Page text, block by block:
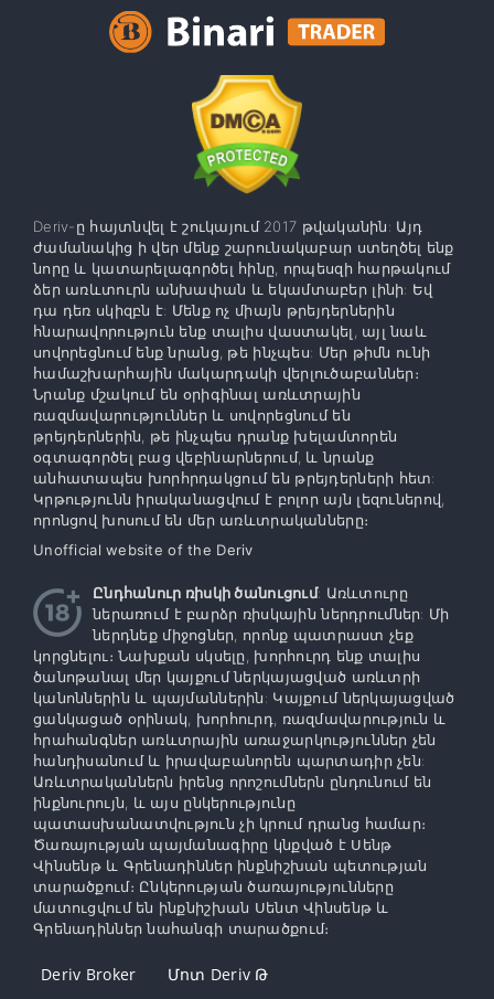
Deriv-ը հայտնվել է շուկայում 2017 թվականին: Այդ
ժամանակից ի վեր մենք շարունակաբար ստեղծել ենք
նորը և կատարելագործել հինը, որպեսզի հարթակում
ձեր առևտուրն անխափան և եկամտաբեր լինի: Եվ
դա դեռ սկիզբն է: Մենք ոչ միայն թրեյդերներին
հնարավորություն ենք տալիս վաստակել, այլ նաև
սովորեցնում ենք նրանց, թե ինչպես: Մեր թիմն ունի
համաշխարհային մակարդակի վերլուծաբաններ։
Նրանք մշակում են օրիգինալ առևտրային
ռազմավարություններ և սովորեցնում են
թրեյդերներին, թե ինչպես դրանք խելամտորեն
օգտագործել բաց վեբինարներում, և նրանք
անհատապես խորհրդակցում են թրեյդերների հետ:
Կրթությունն իրականացվում է բոլոր այն լեզուներով,
որոնցով խոսում են մեր առևտրականները։
Unofficial website of the Deriv
Ընդհանուր ռիսկի ծանուցում: Առևտուրը
ներառում է բարձր ռիսկային ներդրումներ: Մի
ներդնեք միջոցներ, որոնք պատրաստ չեք
կորցնելու։ Նախքան սկսելը, խորհուրդ ենք տալիս
ծանոթանալ մեր կայքում ներկայացված առևտրի
կանոններին և պայմաններին: Կայքում ներկայացված
ցանկացած օրինակ, խորհուրդ, ռազմավարություն և
հրահանգներ առևտրային առաջարկություններ չեն
հանդիսանում և իրավաբանորեն պարտադիր չեն:
Առևտրականներն իրենց որոշումներն ընդունում են
ինքնուրույն, և այս ընկերությունը
պատասխանատվություն չի կրում դրանց համար։
Ծառայության պայմանագիրը կնքված է Սենթ
Վինսենթ և Գրենադիններ ինքնիշխան պետության
տարածքում։ Ընկերության ծառայությունները
մատուցվում են ինքնիշխան Սենտ Վինսենթ և
Գրենադիններ նահանգի տարածքում։
Deriv Broker Մոտ Deriv Թ